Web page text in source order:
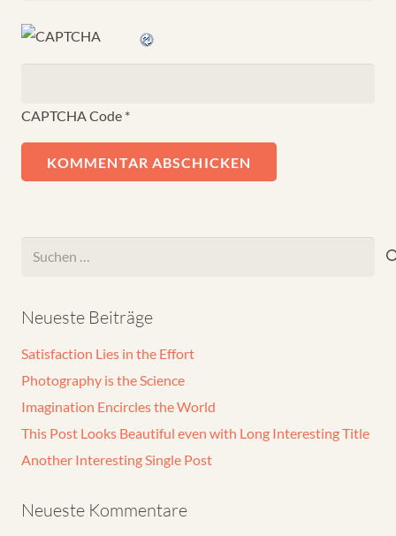
CAPTCHA Code *
KOMMENTAR ABSCHICKEN
Suchen
Neueste Beiträge
Satisfaction Lies in the Effort
Photography is the Science
Imagination Encircles the World
This Post Looks Beautiful even with Long Interesting Title
Another Interesting Single Post
Neueste Kommentare